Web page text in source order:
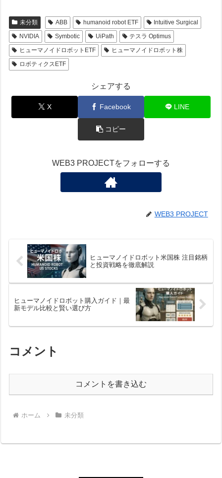
未分類 ABB humanoid robot ETF
Intuitive Surgical
NVIDIA
Symbotic UiPath
テスラ Optimus
ヒューマノイドロボットETF
ヒューマノイドロボット株
ロボティクスETF
シェアする
X Facebook LINE
コピー
WEB3 PROJECTをフォローする
WEB3 PROJECT
ヒューマノイドロボット米国株 注目銘柄
と投資戦略を徹底解説
ヒューマノイドロボット購入ガイド｜最
新モデル比較と賢い選び方
コメント
コメントを書き込む
ホーム 未分類